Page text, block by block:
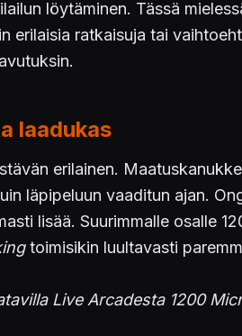
löytäminen. Tässä
erilaisia ratkaisuja tai
laadukas
erilainen.
läpipeluun vaaditun ajan.
lisää. Suurimmalle osalle
toimisikin luultavasti
Live Arcadesta 1200